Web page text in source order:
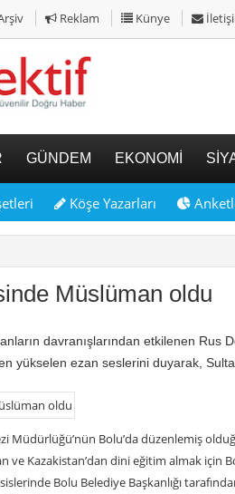
Reklam Künye
GÜNDEM EKONOMİ
Köşe Yazarları
Müslüman oldu
davranışlarından etkilenen Rus
yükselen ezan seslerini duyarak,
Müdürlüğü’nün Bolu’da düzenlemiş
ve Kazakistan’dan dini eğitim almak için
Bolu Belediye Başkanlığı